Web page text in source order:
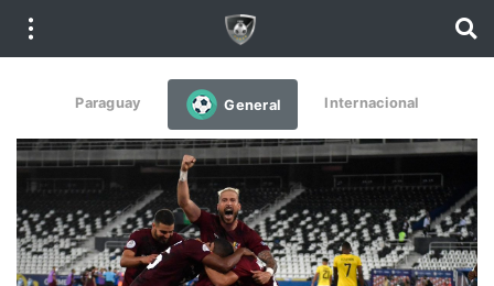
Paraguay General Internacional